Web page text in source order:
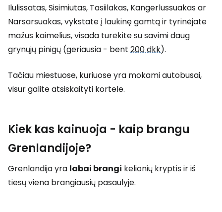
Ilulissatas, Sisimiutas, Tasiilakas, Kangerlussuakas ar
Narsarsuakas, vykstate į laukinę gamtą ir tyrinėjate
mažus kaimelius, visada turėkite su savimi daug
grynųjų pinigų (geriausia - bent 200 dkk).
Tačiau miestuose, kuriuose yra mokami autobusai,
visur galite atsiskaityti kortele.
Kiek kas kainuoja - kaip brangu
Grenlandijoje?
Grenlandija yra labai brangi kelionių kryptis ir iš
tiesų viena brangiausių pasaulyje.